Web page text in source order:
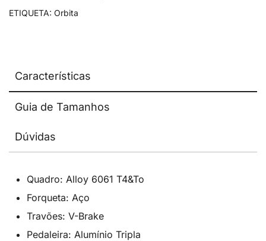
ETIQUETA: Orbita
Características
Guia de Tamanhos
Dúvidas
Quadro: Alloy 6061 T4&To
Forqueta: Aço
Travões: V-Brake
Pedaleira: Alumínio Tripla